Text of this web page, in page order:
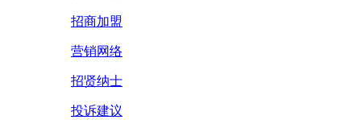
招商加盟
营销网络
招贤纳士
投诉建议